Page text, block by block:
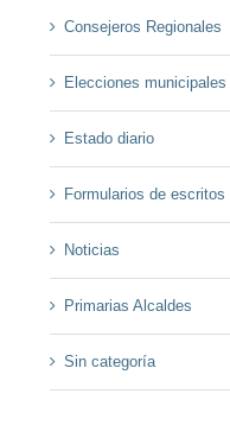
Consejeros Regionales
Elecciones municipales
Estado diario
Formularios de escritos
Noticias
Primarias Alcaldes
Sin categoría